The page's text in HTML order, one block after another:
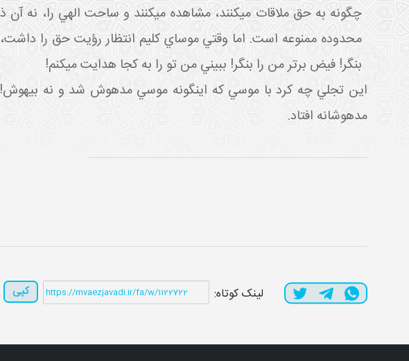
چگونه به حق ملاقات مي کنند، مشاهده مي کنند و ساحت الهي را، نه
محدوده ممنوعه است. اما وقتي موساي کليم انتظار رؤيت حق را داشت،
بنگر! فيض برتر من را بنگر! ببيني من تو را به کجا هدايت مي کنم!
اين تجلي چه کرد با موسي که اين گونه موسي مدهوش شد و نه
مدهوشانه افتاد.
لینک کوتاه: کپی